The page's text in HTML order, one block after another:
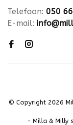
Telefoon: 050
E-mail:
© Copyright 2026
- Milla & Milly